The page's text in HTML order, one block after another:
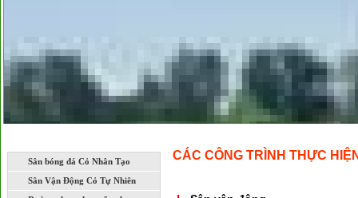
Sân bóng đá Cỏ Nhân Tạo
Sân Vận Động Cỏ Tự Nhiên
CÁC CÔNG TRÌNH THỰC